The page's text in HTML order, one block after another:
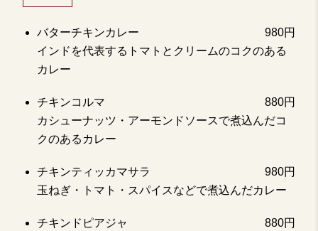
バターチキンカレー
980円
インドを代表するトマトとクリームのコクのある
カレー
チキンコルマ
880円
カシューナッツ・アーモンドソースで煮込んだコ
クのあるカレー
チキンティッカマサラ
980円
玉ねぎ・トマト・スパイスなどで煮込んだカレー
チキンドピアジャ
880円